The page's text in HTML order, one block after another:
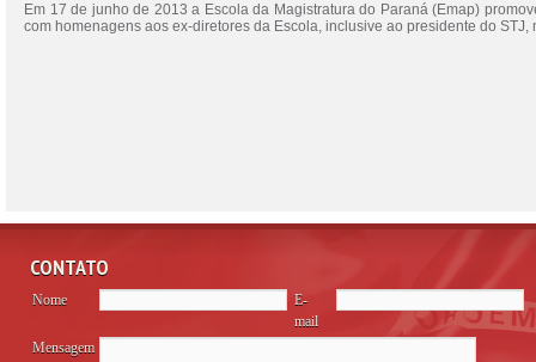
Em 17 de junho de 2013 a Escola da Magistratura do Paraná (Emap)
com homenagens aos ex-diretores da Escola, inclusive ao presidente do
CONTATO
Nome
E-
mail
Mensagem